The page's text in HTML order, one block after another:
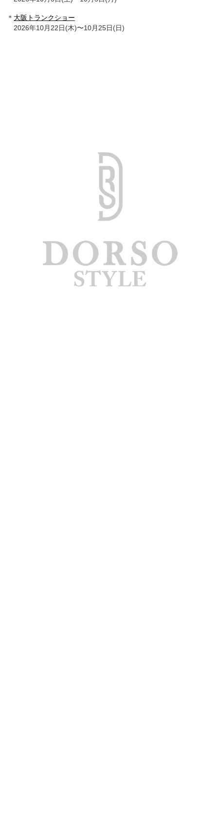
＊ 大阪トランクショー
2026年10月22日(木)〜10月25日(日)